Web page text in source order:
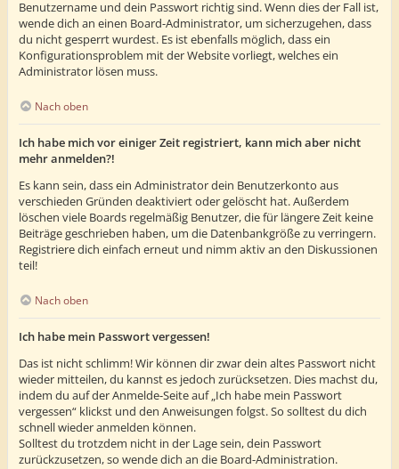
Benutzername und dein Passwort richtig sind. Wenn dies der Fall ist,
wende dich an einen Board-Administrator, um sicherzugehen, dass
du nicht gesperrt wurdest. Es ist ebenfalls möglich, dass ein
Konfigurationsproblem mit der Website vorliegt, welches ein
Administrator lösen muss.
Nach oben
Ich habe mich vor einiger Zeit registriert, kann mich aber nicht
mehr anmelden?!
Es kann sein, dass ein Administrator dein Benutzerkonto aus
verschieden Gründen deaktiviert oder gelöscht hat. Außerdem
löschen viele Boards regelmäßig Benutzer, die für längere Zeit keine
Beiträge geschrieben haben, um die Datenbankgröße zu verringern.
Registriere dich einfach erneut und nimm aktiv an den Diskussionen
teil!
Nach oben
Ich habe mein Passwort vergessen!
Das ist nicht schlimm! Wir können dir zwar dein altes Passwort nicht
wieder mitteilen, du kannst es jedoch zurücksetzen. Dies machst du,
indem du auf der Anmelde-Seite auf „Ich habe mein Passwort
vergessen“ klickst und den Anweisungen folgst. So solltest du dich
schnell wieder anmelden können.
Solltest du trotzdem nicht in der Lage sein, dein Passwort
zurückzusetzen, so wende dich an die Board-Administration.